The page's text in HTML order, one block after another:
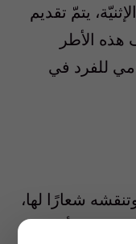
يتمّ تقديم
هذه الأطر
للفرد في
شعارًا لها،
بدءًا من أبناء